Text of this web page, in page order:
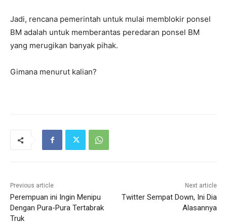
Jadi, rencana pemerintah untuk mulai memblokir ponsel
BM adalah untuk memberantas peredaran ponsel BM
yang merugikan banyak pihak.
Gimana menurut kalian?
Previous article
Perempuan ini Ingin Menipu
Dengan Pura-Pura Tertabrak
Truk
Next article
Twitter Sempat Down, Ini Dia
Alasannya